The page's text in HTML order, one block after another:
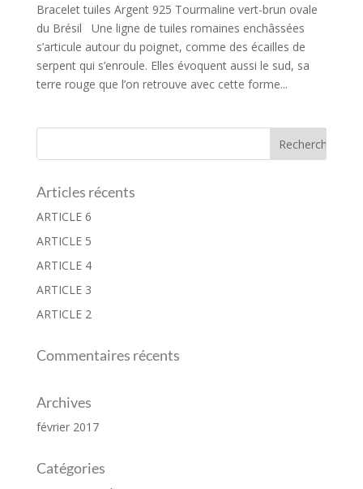
Bracelet tuiles Argent 925 Tourmaline vert-brun ovale
du Brésil Une ligne de tuiles romaines enchâssées
s’articule autour du poignet, comme des écailles de
serpent qui s’enroule. Elles évoquent aussi le sud, sa
terre rouge que l’on retrouve avec cette forme...
Articles récents
ARTICLE 6
ARTICLE 5
ARTICLE 4
ARTICLE 3
ARTICLE 2
Commentaires récents
Archives
février 2017
Catégories